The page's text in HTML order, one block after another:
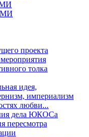
проекта
толка
идея,
империализм
любви...
дела ЮКОСа
пересмотра